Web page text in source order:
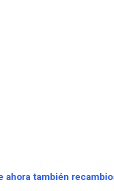
ahora también